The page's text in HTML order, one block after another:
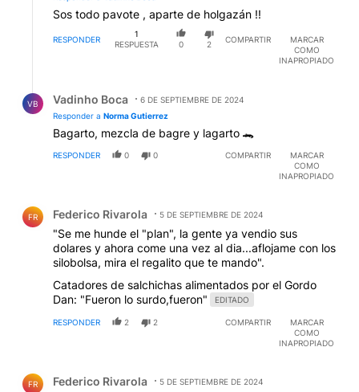
Sos todo pavote , aparte de holgazán !!
RESPONDER
1
RESPUESTA
0 2
COMPARTIR
MARCAR
COMO
INAPROPIADO
VB Vadinho Boca
6 DE SEPTIEMBRE DE 2024
Responder a Norma Gutierrez
Bagarto, mezcla de bagre y lagarto 🐊
RESPONDER 0 0 COMPARTIR
MARCAR
COMO
INAPROPIADO
FR Federico Rivarola 5 DE SEPTIEMBRE DE 2024
"Se me hunde el "plan", la gente ya vendio sus
dolares y ahora come una vez al dia...aflojame con los
silobolsa, mira el regalito que te mando".
Catadores de salchichas alimentados por el Gordo
Dan: "Fueron lo surdo,fueron"
EDITADO
RESPONDER 2 2 COMPARTIR
MARCAR
COMO
INAPROPIADO
FR Federico Rivarola 5 DE SEPTIEMBRE DE 2024